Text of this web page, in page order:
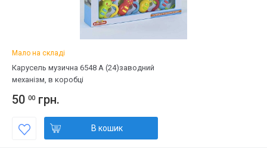
Мало на складі
Карусель музична 6548 А (24)заводний
механізм, в коробці
50 00 грн.
В кошик